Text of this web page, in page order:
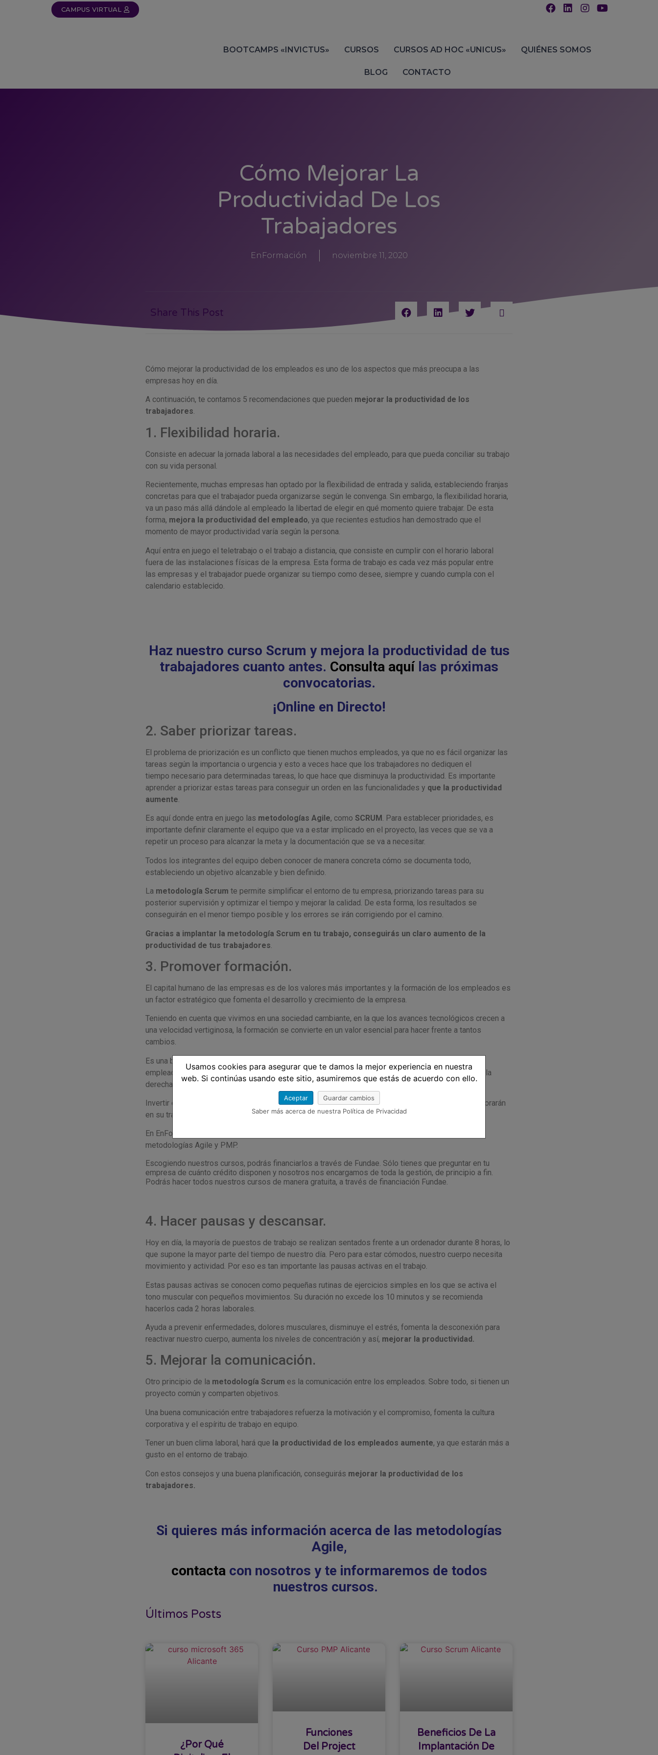
CAMPUS VIRTUAL
BOOTCAMPS «INVICTUS» CURSOS CURSOS AD HOC «UNICUS» QUIÉNES SOMOS
BLOG CONTACTO
Cómo Mejorar La
Productividad De Los
Trabajadores
EnFormación noviembre 11, 2020
Share This Post
Cómo mejorar la productividad de los empleados es uno de los aspectos que más preocupa a las
empresas hoy en día.
A continuación, te contamos 5 recomendaciones que pueden mejorar la productividad de los
trabajadores.
1. Flexibilidad horaria.
Consiste en adecuar la jornada laboral a las necesidades del empleado, para que pueda conciliar su trabajo
con su vida personal.
Recientemente, muchas empresas han optado por la flexibilidad de entrada y salida, estableciendo franjas
concretas para que el trabajador pueda organizarse según le convenga. Sin embargo, la flexibilidad horaria,
va un paso más allá dándole al empleado la libertad de elegir en qué momento quiere trabajar. De esta
forma, mejora la productividad del empleado, ya que recientes estudios han demostrado que el
momento de mayor productividad varía según la persona.
Aquí entra en juego el teletrabajo o el trabajo a distancia, que consiste en cumplir con el horario laboral
fuera de las instalaciones físicas de la empresa. Esta forma de trabajo es cada vez más popular entre
las empresas y el trabajador puede organizar su tiempo como desee, siempre y cuando cumpla con el
calendario establecido.
Haz nuestro curso Scrum y mejora la productividad de tus
trabajadores cuanto antes. Consulta aquí las próximas
convocatorias.
¡Online en Directo!
2. Saber priorizar tareas.
El problema de priorización es un conflicto que tienen muchos empleados, ya que no es fácil organizar las
tareas según la importancia o urgencia y esto a veces hace que los trabajadores no dediquen el
tiempo necesario para determinadas tareas, lo que hace que disminuya la productividad. Es importante
aprender a priorizar estas tareas para conseguir un orden en las funcionalidades y que la productividad
aumente.
Es aquí donde entra en juego las metodologías Agile, como SCRUM . Para establecer prioridades, es
importante definir claramente el equipo que va a estar implicado en el proyecto, las veces que se va a
repetir un proceso para alcanzar la meta y la documentación que se va a necesitar.
Todos los integrantes del equipo deben conocer de manera concreta cómo se documenta todo,
estableciendo un objetivo alcanzable y bien definido.
La metodología Scrum te permite simplificar el entorno de tu empresa, priorizando tareas para su
posterior supervisión y optimizar el tiempo y mejorar la calidad. De esta forma, los resultados se
conseguirán en el menor tiempo posible y los errores se irán corrigiendo por el camino.
Gracias a implantar la metodología Scrum en tu trabajo, conseguirás un claro aumento de la
productividad de tus trabajadores
3. Promover formación.
El capital humano de las empresas es de los valores más importantes y la formación de los empleados es
un factor estratégico que fomenta el desarrollo y crecimiento de la empresa.
Teniendo en cuenta que vivimos en una sociedad cambiante, en la que los avances tecnológicos crecen a
una velocidad vertiginosa, la formación se convierte en un valor esencial para hacer frente a tantos
cambios.
Es una buena forma de aumentar la competitividad, ya que, si no se renueva el conocimiento de los
empleados, las estrategias internas se pueden quedar obsoletas y los competidores adelantar por la
derecha.
Invertir en la mejora de conocimientos de los empleados, hará que se sientan más motivados y mejorarán
en su trabajo, lo que hará que
mejore su productividad en sus tareas.
En EnFormación ofrecemos
metodologías Agile y PMP.
Escogiendo nuestros cursos, podrás financiarlos a través de Fundae. Sólo tienes que preguntar en tu
empresa de cuánto crédito disponen y nosotros nos encargamos de toda la gestión, de principio a fin.
Podrás hacer todos nuestros cursos de manera gratuita, a través de financiación Fundae.
4. Hacer pausas y descansar.
Hoy en día, la mayoría de puestos de trabajo se realizan sentados frente a un ordenador durante 8 horas, lo
que supone la mayor parte del tiempo de nuestro día. Pero para estar cómodos, nuestro cuerpo necesita
movimiento y actividad. Por eso es tan importante las pausas activas en el trabajo.
Estas pausas activas se conocen como pequeñas rutinas de ejercicios simples en los que se activa el
tono muscular con pequeños movimientos. Su duración no excede los 10 minutos y se recomienda
hacerlos cada 2 horas laborales.
Ayuda a prevenir enfermedades, dolores musculares, disminuye el estrés, fomenta la desconexión para
reactivar nuestro cuerpo, aumenta los niveles de concentración y así, mejorar la productividad.
5. Mejorar la comunicación.
Otro principio de la metodología Scrum es la comunicación entre los empleados. Sobre todo, si tienen un
proyecto común y comparten objetivos.
Una buena comunicación entre trabajadores refuerza la motivación y el compromiso, fomenta la cultura
corporativa y el espíritu de trabajo en equipo.
Tener un buen clima laboral, hará que la productividad de los empleados aumente, ya que estarán más a
gusto en el entorno de trabajo.
Con estos consejos y una buena planificación, conseguirás mejorar la productividad de los
trabajadores.
Si quieres más información acerca de las metodologías
Agile,
contacta con nosotros y te informaremos de todos
nuestros cursos.
Últimos Posts
¿Por Qué
Funciones
Del Project
Beneficios De La
Implantación De
Usamos cookies para asegurar que te damos la mejor experiencia en nuestra
web. Si continúas usando este sitio, asumiremos que estás de acuerdo con ello.
Aceptar
Guardar cambios
Saber más acerca de nuestra Política de Privacidad